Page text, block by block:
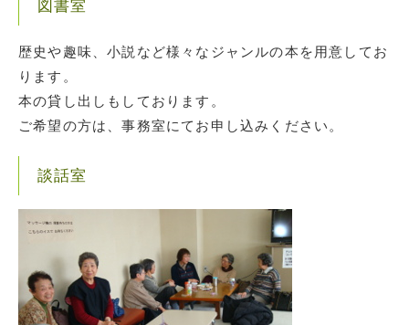
図書室
歴史や趣味、小説など様々なジャンルの本を用意してお
ります。
本の貸し出しもしております。
ご希望の方は、事務室にてお申し込みください。
談話室